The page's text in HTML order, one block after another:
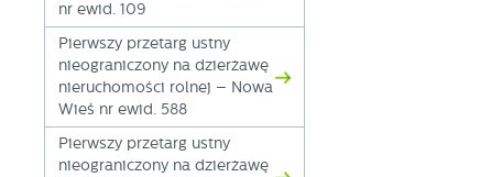
nr ewid. 109
Pierwszy przetarg ustny
nieograniczony na dzierżawę
nieruchomości rolnej – Nowa
Wieś nr ewid. 588
Pierwszy przetarg ustny
nieograniczony na dzierżawę